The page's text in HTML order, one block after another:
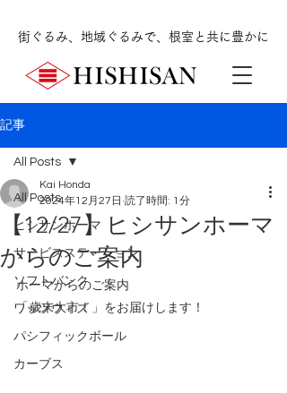
街ぐるみ、地域ぐるみで、根室と共に豊かに
記事
All Posts
ヒシサンホーマ
サービスステーション
ソフトバンク
ワッツウィズ
パシフィックボール
カーブス
All Posts
【12/27】ヒシサンホーマ
からのご案内
Kai Honda
2024年12月27日 読了時間: 1分
ホーマからのご案内
「歳末大市！ 」をお届けします！